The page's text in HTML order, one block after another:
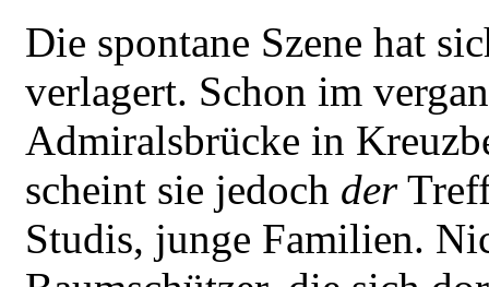
Die spontane Szene hat
verlagert. Schon im
Admiralsbrücke in
scheint sie jedoch der
Studis, junge Familien.